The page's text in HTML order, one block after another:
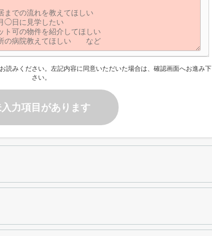
読みください。左記内容に同意いただいた場合は、確認画面へお進み下
さい。
入力項目があります